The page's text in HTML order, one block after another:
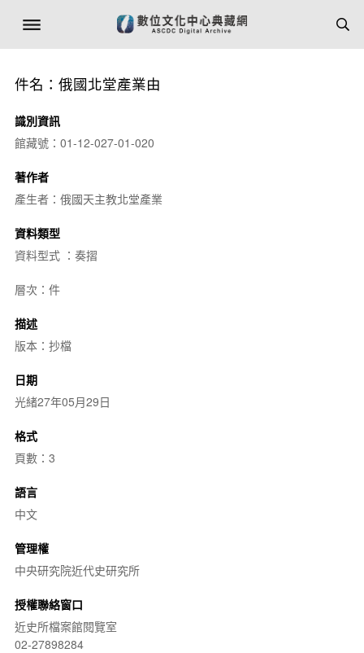
件名：俄國北堂產業由
識別資訊
館藏號：01-12-027-01-020
著作者
產生者：俄國天主教北堂產業
資料類型
資料型式 ：奏摺
層次：件
描述
版本：抄檔
日期
光緒27年05月29日
格式
頁數：3
語言
中文
管理權
中央研究院近代史研究所
授權聯絡窗口
近史所檔案館閱覽室
02-27898284